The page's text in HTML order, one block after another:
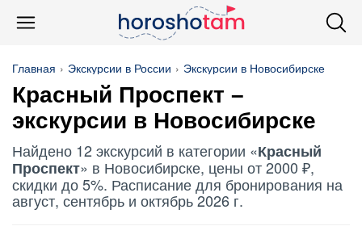
Главная Экскурсии в России Экскурсии в Новосибирске
Красный Проспект –
экскурсии в Новосибирске
Найдено 12 экскурсий в категории «Красный
Проспект» в Новосибирске, цены от 2000 ₽,
скидки до 5%. Расписание для бронирования на
август, сентябрь и октябрь 2026 г.